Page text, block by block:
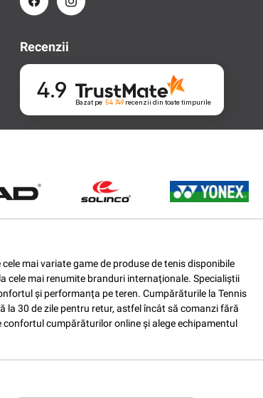
Recenzii
4.9 Bazat pe 54 749recenzii din toate timpurile
mai variate game de produse de tenis disponibile
cele mai renumite branduri internaționale. Specialiștii
și performanța pe teren. Cumpărăturile la Tennis
30 de zile pentru retur, astfel încât să comanzi fără
confortul cumpărăturilor online și alege echipamentul